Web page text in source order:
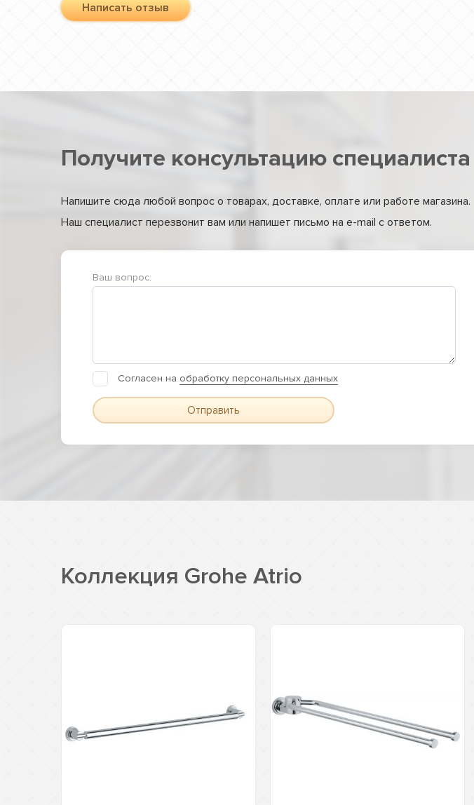
Написать отзыв
Получите консультацию специалиста
Напишите сюда любой вопрос о товарах, доставке, оплате или работе магазина.
Наш специалист перезвонит вам или напишет письмо на e-mail с ответом.
Ваш вопрос:
Согласен на обработку персональных данных
Отправить
Коллекция Grohe Atrio